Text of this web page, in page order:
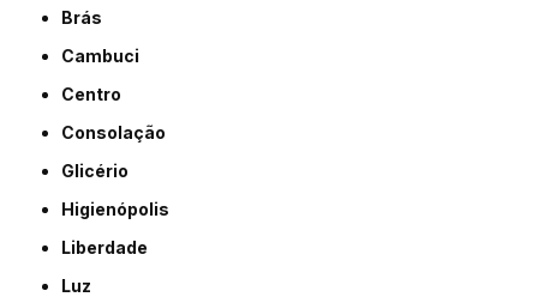
Brás
Cambuci
Centro
Consolação
Glicério
Higienópolis
Liberdade
Luz